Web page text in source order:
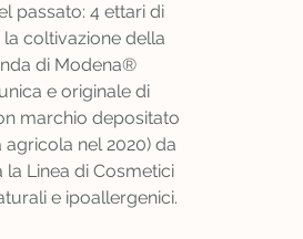
passato: 4 ettari di
coltivazione della
di Modena®
e originale di
marchio depositato
agricola nel 2020) da
la Linea di Cosmetici
e ipoallergenici.